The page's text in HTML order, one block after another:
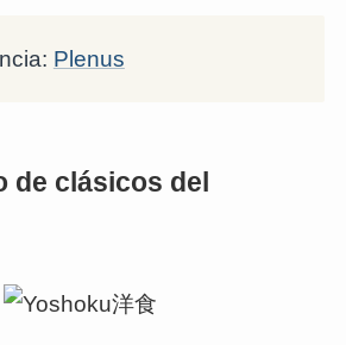
Plenus
de clásicos del